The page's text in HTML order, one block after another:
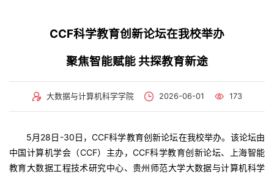
CCF科学教育创新论坛在我校举办
聚焦智能赋能 共探教育新途
大数据与计算机科学学院 2026-06-01 173
5月28日-30日，CCF科学教育创新论坛在我校举办。该论坛由
中国计算机学会（CCF）主办，CCF科学教育创新论坛、上海智能
教育大数据工程技术研究中心、贵州师范大学大数据与计算机科学